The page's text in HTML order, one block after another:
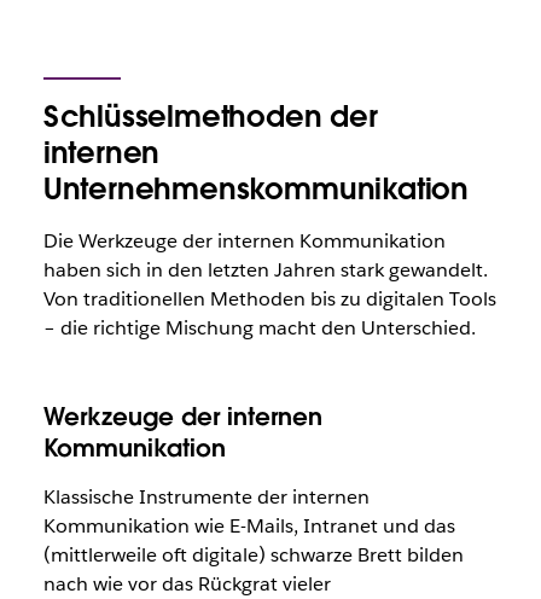
Schlüsselmethoden der
internen
Unternehmenskommunikation
Die Werkzeuge der internen Kommunikation
haben sich in den letzten Jahren stark gewandelt.
Von traditionellen Methoden bis zu digitalen Tools
– die richtige Mischung macht den Unterschied.
Werkzeuge der internen
Kommunikation
Klassische Instrumente der internen
Kommunikation wie E-Mails, Intranet und das
(mittlerweile oft digitale) schwarze Brett bilden
nach wie vor das Rückgrat vieler